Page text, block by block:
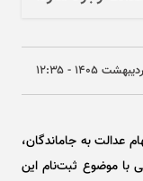
عدالت به جاماندگان،
با موضوع ثبت‌نام این